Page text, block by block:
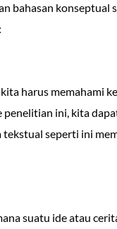
bahasan konseptual
harus memahami
ini, kita
seperti ini
suatu ide atau